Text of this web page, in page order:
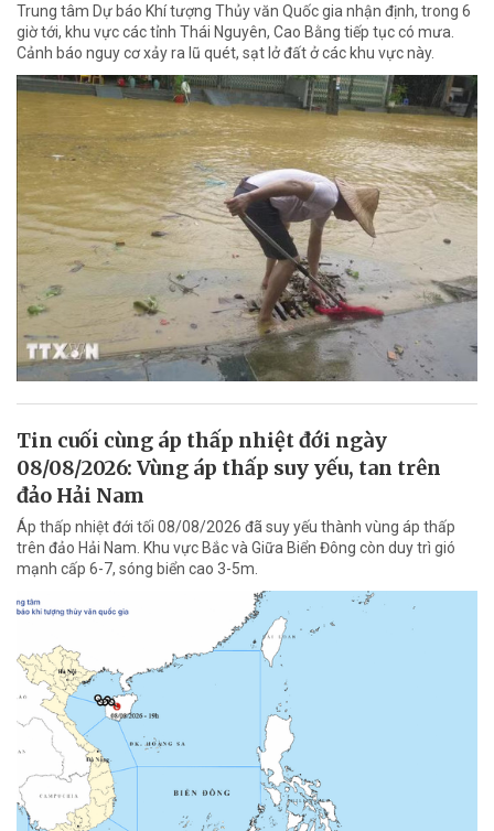
Trung tâm Dự báo Khí tượng Thủy văn Quốc gia nhận định, trong 6
giờ tới, khu vực các tỉnh Thái Nguyên, Cao Bằng tiếp tục có mưa.
Cảnh báo nguy cơ xảy ra lũ quét, sạt lở đất ở các khu vực này.
Tin cuối cùng áp thấp nhiệt đới ngày
08/08/2026: Vùng áp thấp suy yếu, tan trên
đảo Hải Nam
Áp thấp nhiệt đới tối 08/08/2026 đã suy yếu thành vùng áp thấp
trên đảo Hải Nam. Khu vực Bắc và Giữa Biển Đông còn duy trì gió
mạnh cấp 6-7, sóng biển cao 3-5m.